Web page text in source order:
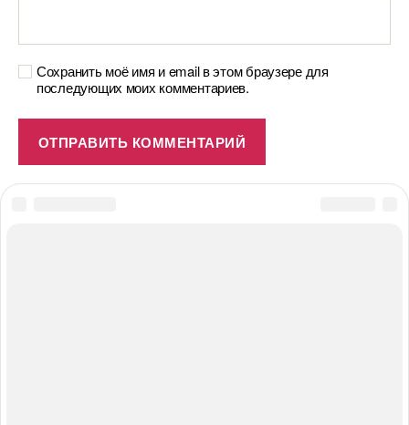
Сохранить моё имя и email в этом браузере для
последующих моих комментариев.